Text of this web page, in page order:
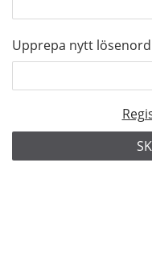
Upprepa nytt lösenord